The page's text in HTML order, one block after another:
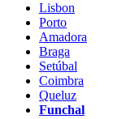
Lisbon
Porto
Amadora
Braga
Setúbal
Coimbra
Queluz
Funchal